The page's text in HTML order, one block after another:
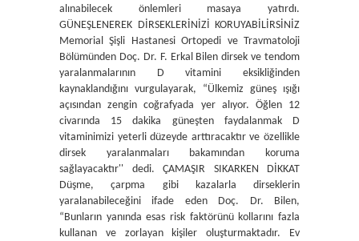
alınabilecek önlemleri masaya yatırdı.
GÜNEŞLENEREK DİRSEKLERİNİZİ KORUYABİLİRSİNİZ
Memorial Şişli Hastanesi Ortopedi ve Travmatoloji
Bölümünden Doç. Dr. F. Erkal Bilen dirsek ve tendom
yaralanmalarının D vitamini eksikliğinden
kaynaklandığını vurgulayarak, “Ülkemiz güneş ışığı
açısından zengin coğrafyada yer alıyor. Öğlen 12
civarında 15 dakika güneşten faydalanmak D
vitaminimizi yeterli düzeyde arttıracaktır ve özellikle
dirsek yaralanmaları bakamından koruma
sağlayacaktır'' dedi. ÇAMAŞIR SIKARKEN DİKKAT
Düşme, çarpma gibi kazalarla dirseklerin
yaralanabileceğini ifade eden Doç. Dr. Bilen,
“Bunların yanında esas risk faktörünü kollarını fazla
kullanan ve zorlayan kişiler oluşturmaktadır. Ev